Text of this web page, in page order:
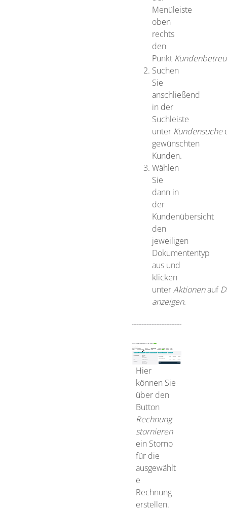
Menüleiste
oben
rechts
den
Punkt
Suchen
Sie
anschließend
in der
Suchleiste
unter Kundensuche
gewünschten
Kunden.
Wählen
Sie
dann in
der
Kundenübersicht
den
jeweiligen
Dokumententyp
aus und
klicken
unterAktionenauf
anzeigen.
Hier
können Sie
über den
Button
Rechnung
stornieren
ein Storno
für die
ausgewählt
e
Rechnung
erstellen.